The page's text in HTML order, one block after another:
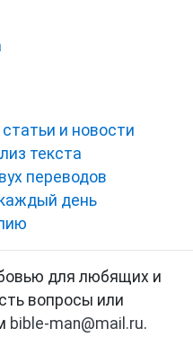
и новости
текста
переводов
день
для любящих и
вопросы или
bible-man@mail.ru.